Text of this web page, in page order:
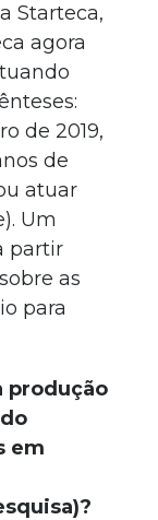
Starteca,
agora
de 2019,
de
atuar
Um
partir
as
para
produção
em